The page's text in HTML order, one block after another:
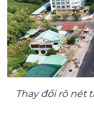
Thay đổi rõ nét